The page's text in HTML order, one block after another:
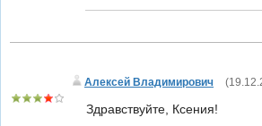
Алексей Владимирович (
Здравствуйте, Ксения!